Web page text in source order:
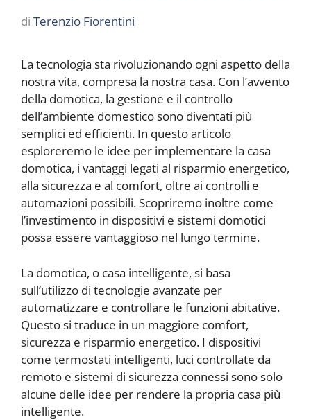
di Terenzio Fiorentini
La tecnologia sta rivoluzionando ogni aspetto della
nostra vita, compresa la nostra casa. Con l’avvento
della domotica, la gestione e il controllo
dell’ambiente domestico sono diventati più
semplici ed efficienti. In questo articolo
esploreremo le idee per implementare la casa
domotica, i vantaggi legati al risparmio energetico,
alla sicurezza e al comfort, oltre ai controlli e
automazioni possibili. Scopriremo inoltre come
l’investimento in dispositivi e sistemi domotici
possa essere vantaggioso nel lungo termine.
La domotica, o casa intelligente, si basa
sull’utilizzo di tecnologie avanzate per
automatizzare e controllare le funzioni abitative.
Questo si traduce in un maggiore comfort,
sicurezza e risparmio energetico. I dispositivi
come termostati intelligenti, luci controllate da
remoto e sistemi di sicurezza connessi sono solo
alcune delle idee per rendere la propria casa più
intelligente.